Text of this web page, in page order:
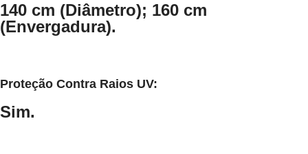
140 cm (Diâmetro); 160 cm
(Envergadura).
Proteção Contra Raios UV:
Sim.